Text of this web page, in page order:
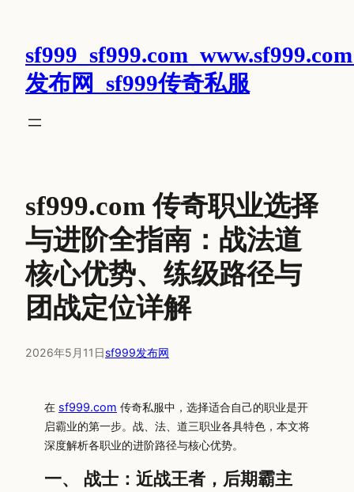
发布网_sf999传奇私服
sf999.com 传奇职业选择
与进阶全指南：战法道
核心优势、练级路径与
团战定位详解
2026年5月11日sf999发布网
在 sf999.com 传奇私服中，选择适合自己的职业是开
启霸业的第一步。战、法、道三职业各具特色，本文将
深度解析各职业的进阶路径与核心优势。
一、 战士：近战王者，后期霸主